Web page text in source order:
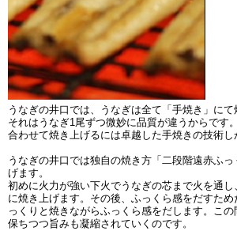
うなぎの井口では、うなぎは全て「手焼き」にて
それはうなぎ1尾ずつ微妙に品質が違うからです
合わせて焼き上げるには卓越した手焼きの技術し
うなぎの井口では独自の焼き方「二段階遠赤ふ
げます。
初めに火力が強い下火でうなぎの芯まで火を通
に焼き上げます。その後、ふっくら感をだすた
っくりと焼きながらふっくら感をだします。こ
保ちつつ旨みも凝縮されていくのです。